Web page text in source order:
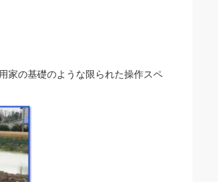
家の基礎のような限られた操作スペ